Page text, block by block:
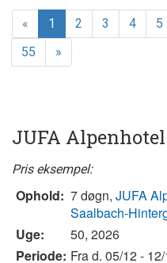
« 1 2 3 4 5
55
»
JUFA
Pris eksempel:
Ophold: 7 døgn, JUFA
Saalbach-
Uge:
50, 2026
Periode: Fra d. 05/12 -